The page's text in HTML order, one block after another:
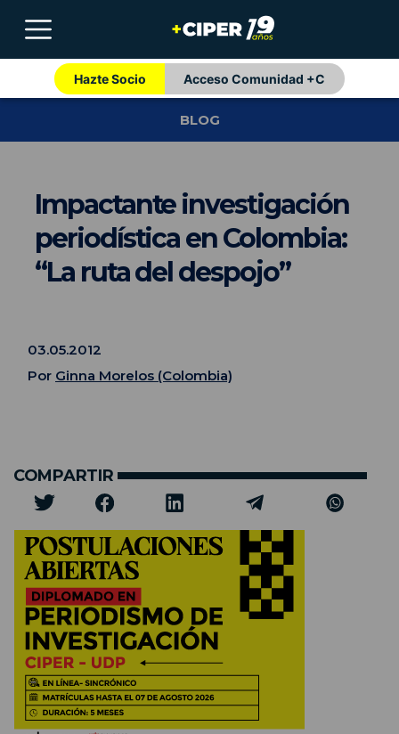
Hazte Socio Acceso Comunidad +C
BLOG
Impactante investigación
periodística en Colombia:
“La ruta del despojo”
03.05.2012
Por Ginna Morelos (Colombia)
COMPARTIR